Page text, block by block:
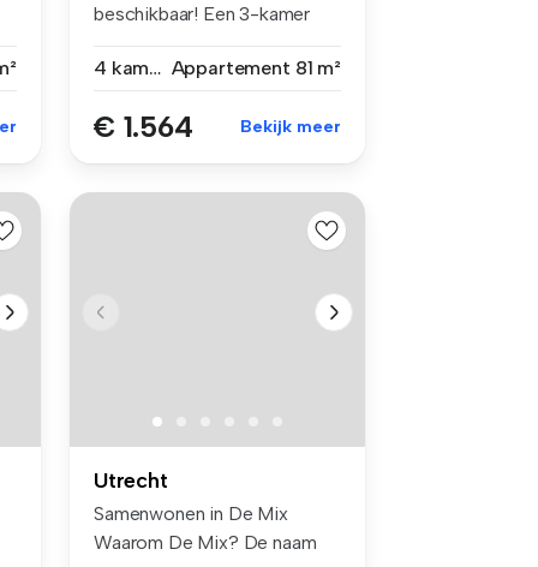
beschikbaar! Een 3-kamer
4 kamers Appartement 81 m²
€ 1.564 Bekijk meer
Utrecht
Samenwonen in De Mix
Waarom De Mix? De naam